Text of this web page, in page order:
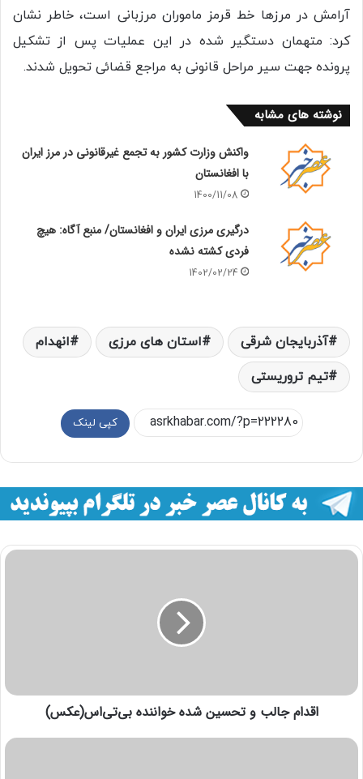
آرامش در مرزها خط قرمز ماموران مرزبانی است، خاطر نشان
کرد: متهمان دستگیر شده در این عملیات پس از تشکیل
پرونده جهت سیر مراحل قانونی به مراجع قضائی تحویل شدند.
نوشته های مشابه
واکنش وزارت کشور به تجمع غیرقانونی در مرز ایران
با افغانستان
1400/11/08
درگیری مرزی ایران و افغانستان/ منبع آگاه: هیچ
فردی کشته نشده
1402/02/24
آذربایجان شرقی استان های مرزی
انهدام
تیم تروریستی
کپی لینک
اقدام جالب ‌و تحسین شده خواننده بی‌تی‌اس(عکس)